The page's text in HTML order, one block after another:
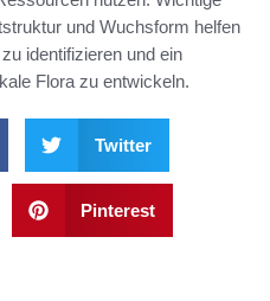
und Wuchsform helfen
identifizieren und ein
Flora zu entwickeln.
Twitter
Pinterest